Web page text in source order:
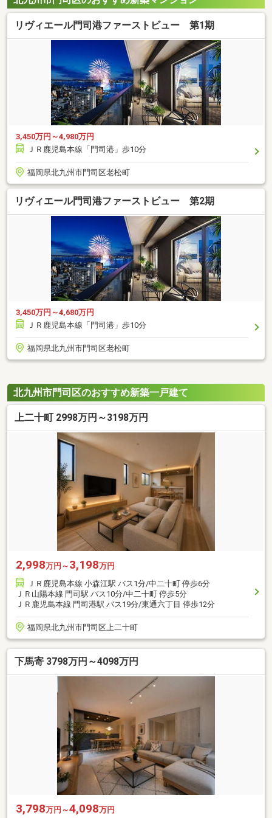
リヴィエール門司港ファーストビュー 第1期
3,450万円～4,980万円
ＪＲ鹿児島本線「門司港」歩10分
福岡県北九州市門司区老松町
リヴィエール門司港ファーストビュー 第2期
3,450万円～4,680万円
ＪＲ鹿児島本線「門司港」歩10分
福岡県北九州市門司区老松町
北九州市門司区のおすすめ新築一戸建て
上二十町 2998万円～3198万円
2,998万円～ 3,198万円
ＪＲ鹿児島本線 小森江駅 バス1分/中二十町 停歩6分
ＪＲ山陽本線 門司駅 バス10分/中二十町 停歩5分
ＪＲ鹿児島本線 門司港駅 バス19分/東通六丁目 停歩12分
福岡県北九州市門司区上二十町
下馬寄 3798万円～4098万円
3,798万円～4,098万円